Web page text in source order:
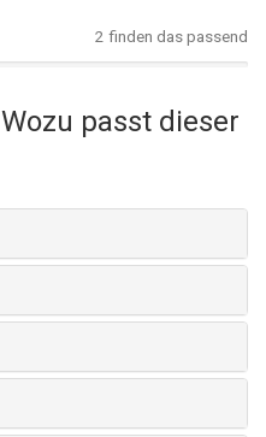
2 finden das passend
Wozu passt dieser